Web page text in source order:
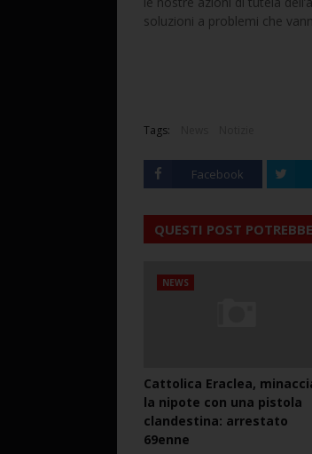
soluzioni a problemi che
Tags:
Facebook
QUESTI POST
NEWS
Cattolica Eraclea,
la nipote con una pistola
clandestina: arrestato
69enne